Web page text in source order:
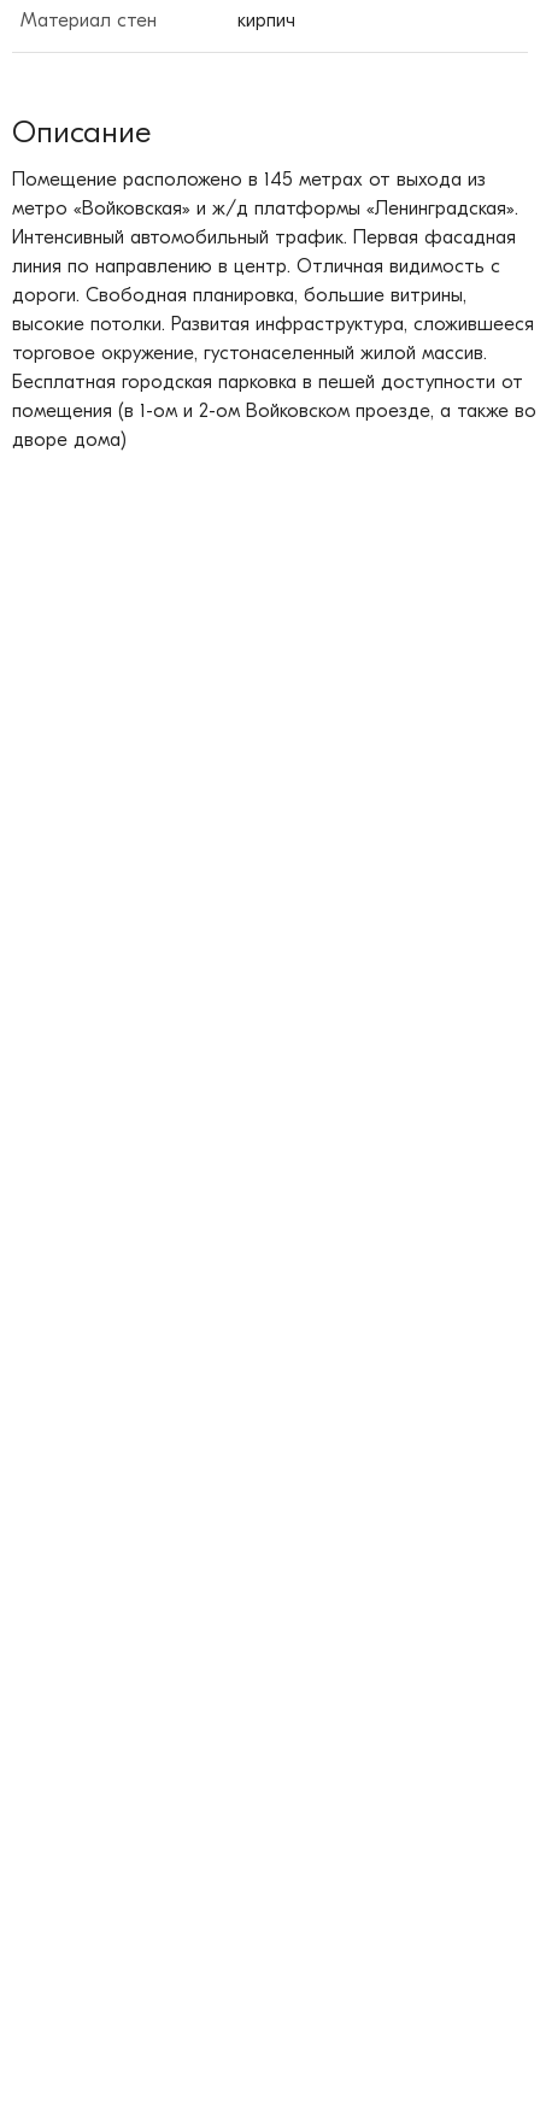
Материал стен кирпич
Описание
Помещение расположено в 145 метрах от выхода из
метро «Войковская» и ж/д платформы «Ленинградская».
Интенсивный автомобильный трафик. Первая фасадная
линия по направлению в центр. Отличная видимость с
дороги. Свободная планировка, большие витрины,
высокие потолки. Развитая инфраструктура, сложившееся
торговое окружение, густонаселенный жилой массив.
Бесплатная городская парковка в пешей доступности от
помещения (в 1-ом и 2-ом Войковском проезде, а также во
дворе дома)